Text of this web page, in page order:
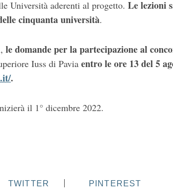
Università aderenti al progetto. Le lezioni
cinquanta università.
le domande per la partecipazione al
Iuss di Pavia entro le ore 13 del 5
.
il 1° dicembre 2022.
TWITTER PINTEREST